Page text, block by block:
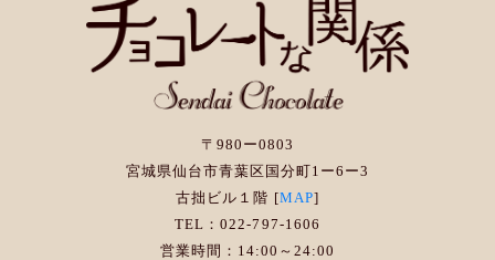
〒980ー0803
宮城県仙台市青葉区国分町1ー6ー3
古拙ビル１階 [MAP]
TEL：022-797-1606
営業時間：14:00～24:00